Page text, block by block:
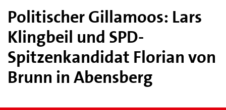
Politischer Gillamoos: Lars
Klingbeil und SPD-
Spitzenkandidat Florian von
Brunn in Abensberg